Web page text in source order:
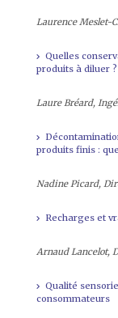
Laurence Meslet-
Quelles
produits à diluer ?
Laure Bréard,
produits finis :
Nadine Picard,
Recharges et
Arnaud Lancelot,
Qualité
consommateurs